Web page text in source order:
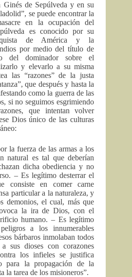
de Sepúlveda y en su
se puede encontrar la
en la ocupación del
es conocido por su
de América y la
por medio del título de
del dominador sobre el
y elevarlo a su misma
las “razones” de la justa
que después y hasta la
como la guerra de las
si no seguimos esgrimiendo
que intentan volver
Dios único de las culturas
la fuerza de las armas a los
natural es tal que deberían
dicha obediencia y no
– Es legítimo desterrar el
consiste en comer carne
particular a la naturaleza, y
demonios, el cual, más que
la ira de Dios, con el
humano. – Es legítimo
a los innumerables
bárbaros inmolaban todos
sus dioses con corazones
los infieles se justifica
para la propagación de la
la tarea de los misioneros”.